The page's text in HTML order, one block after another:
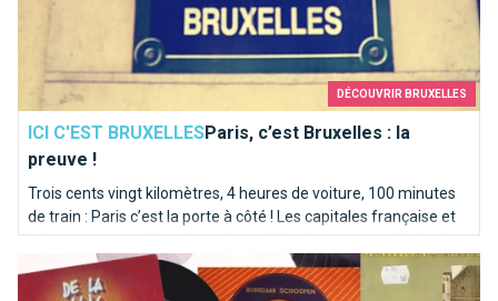
DÉCOUVRIR BRUXELLES
ICI C'EST BRUXELLESParis, c’est Bruxelles : la
preuve !
Trois cents vingt kilomètres, 4 heures de voiture, 100 minutes
de train : Paris c’est la porte à côté ! Les capitales française et
belge partagent bien plus qu’une rivière homonyme. Itinéraire
en bord de Seine sur les traces de la Senne...
Top 10 des chansons kitschs consacrées à Bruxelles